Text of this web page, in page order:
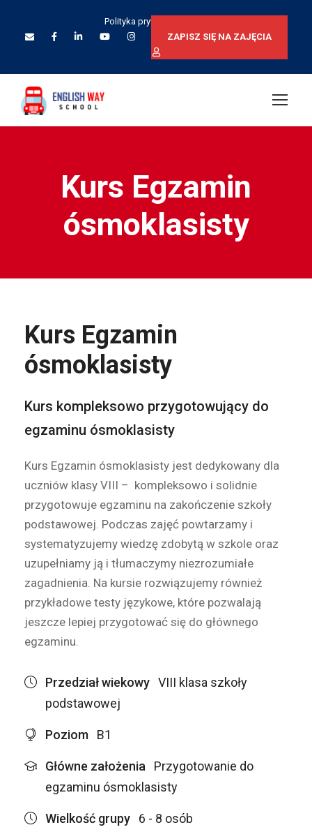
Polityka prywatności
ZAPISZ SIĘ NA ZAJĘCIA
Kurs Egzamin
ósmoklasisty
Kurs Egzamin
ósmoklasisty
Kurs kompleksowo przygotowujący do
egzaminu ósmoklasisty
Kurs Egzamin ósmoklasisty jest dedykowany dla
uczniów klasy VIII – kompleksowo i solidnie
przygotowuje egzaminu na zakończenie szkoły
podstawowej. Podczas zajęć powtarzamy i
systematyzujemy wiedzę zdobytą w szkole oraz
uzupełniamy ją i tłumaczymy niezrozumiałe
zagadnienia. Na kursie rozwiązujemy również
przykładowe testy językowe, które pozwalają
jeszcze lepiej przygotować się do głównego
egzaminu.
Przedział wiekowy VIII klasa szkoły
podstawowej
Poziom B1
Główne założenia
Przygotowanie do
egzaminu ósmoklasisty
Wielkość grupy 6 - 8 osób